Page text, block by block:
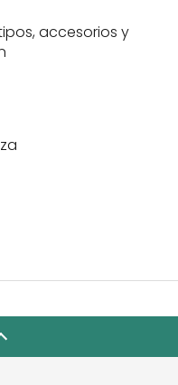
accesorios y